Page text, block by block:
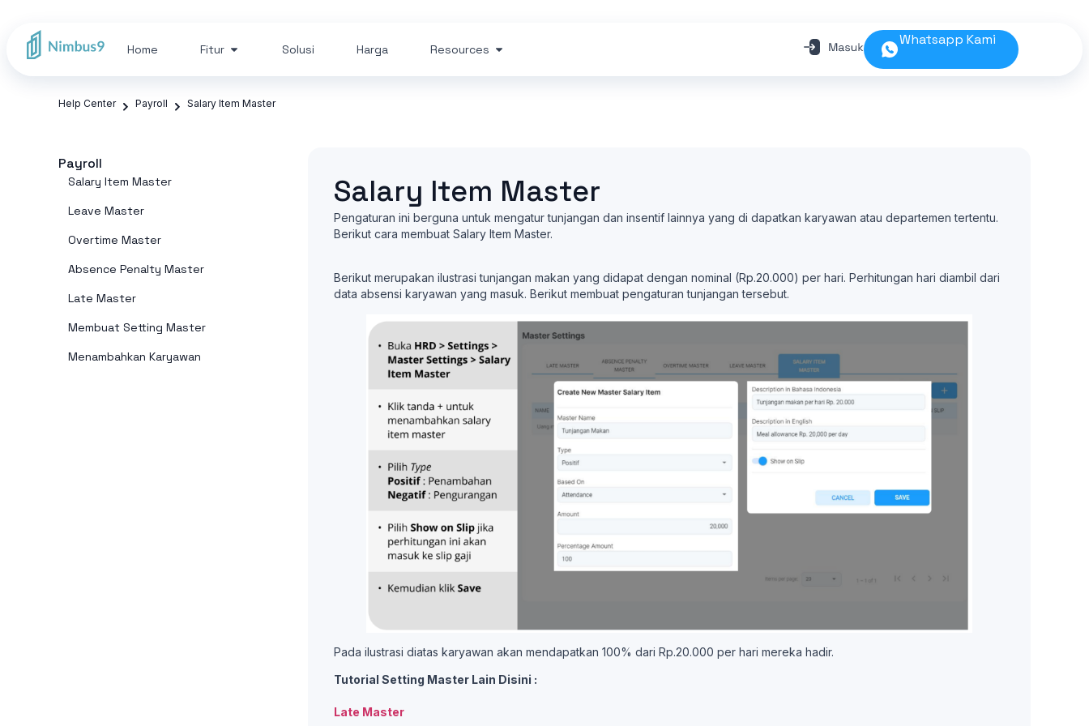
Home Fitur Solusi Harga Resources
Whatsapp Kami
Help Center Payroll Salary Item Master
Payroll
Salary Item Master
Leave Master
Overtime Master
Absence Penalty Master
Late Master
Membuat Setting Master
Menambahkan Karyawan
Salary Item Master
Pengaturan ini berguna untuk mengatur tunjangan dan insentif lainnya yang di dapatkan karyawan atau departemen tertentu.
Berikut cara membuat Salary Item Master.
Berikut merupakan ilustrasi tunjangan makan yang didapat dengan nominal (Rp.20.000) per hari. Perhitungan hari diambil dari
data absensi karyawan yang masuk. Berikut membuat pengaturan tunjangan tersebut.
Pada ilustrasi diatas karyawan akan mendapatkan 100% dari Rp.20.000 per hari mereka hadir.
Tutorial Setting Master Lain Disini :
Late Master